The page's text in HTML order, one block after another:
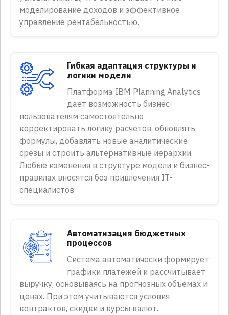
моделирование доходов и эффективное
управление рентабельностью.
Гибкая адаптация структуры и
логики модели
Платформа IBM Planning Analytics
даёт возможность бизнес-
пользователям самостоятельно
корректировать логику расчетов, обновлять
формулы, добавлять новые аналитические
срезы и строить альтернативные иерархии.
Любые изменения в структуре модели и бизнес-
правилах вносятся без привлечения IT-
специалистов.
Автоматизация бюджетных
процессов
Система автоматически формирует
графики платежей и рассчитывает
выручку, основываясь на прогнозных объемах и
ценах. При этом учитываются условия
контрактов, скидки и курсы валют.